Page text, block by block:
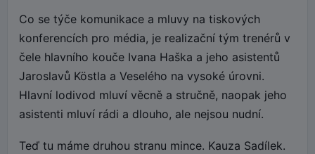
Co se týče komunikace a mluvy na tiskových
konferencích pro média, je realizační tým trenérů v
čele hlavního kouče Ivana Haška a jeho asistentů
Jaroslavů Köstla a Veselého na vysoké úrovni.
Hlavní lodivod mluví věcně a stručně, naopak jeho
asistenti mluví rádi a dlouho, ale nejsou nudní.
Teď tu máme druhou stranu mince. Kauza Sadílek.